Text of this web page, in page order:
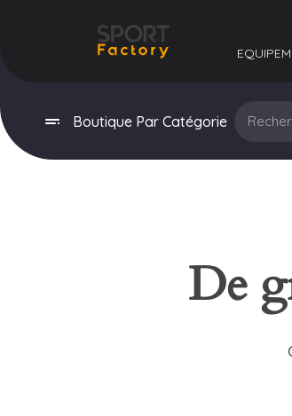
Boutique Par Catégorie
De